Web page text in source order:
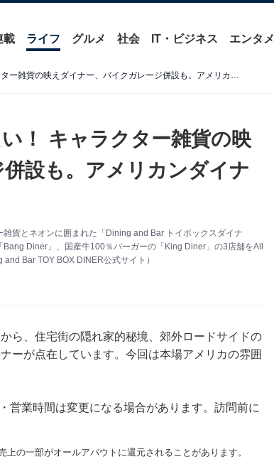
載 ライフ グルメ 社会 IT・ビジネス エンタメ
【埼玉県】本場アメリカみたい！ キャラクター雑貨の映えダイナー、バイクガレージ併設も。アメリカンダイナー3選
！ キャラクター雑貨の映
設も。アメリカンダイナ
貨とネオンに囲まれた「Dining and Bar トイボックスダイナ
Diner」、国産牛100％バーガーの「King Diner」の3店舗をAll
Bar TOY BOX DINER公式サイト）
ら、住宅街の隠れ家的秘境、郊外ロードサイドの
ーが点在しています。今回は本場アメリカの雰囲
業時間は変更になる場合があります。訪問前に
の一部がオールアバウトに還元されることがあります。